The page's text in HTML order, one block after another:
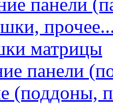
матрицы
панели
(поддоны,